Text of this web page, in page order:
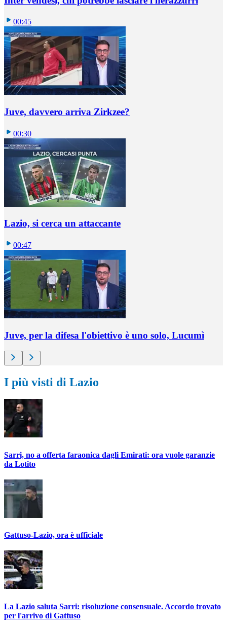
00:45
Juve, davvero arriva Zirkzee?
00:30
Lazio, si cerca un attaccante
00:47
Juve, per la difesa l'obiettivo è uno solo, Lucumì
I più visti di Lazio
Sarri, no a offerta faraonica dagli Emirati: ora vuole garanzie
da Lotito
Gattuso-Lazio, ora è ufficiale
La Lazio saluta Sarri: risoluzione consensuale. Accordo trovato
per l'arrivo di Gattuso